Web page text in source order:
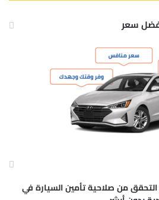
سعر
من صلاحية تأمين السيارة في